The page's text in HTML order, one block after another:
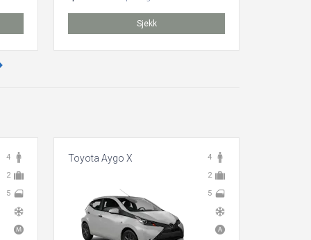
Sjekk
4
2
5
4
2
5
Toyota Aygo X